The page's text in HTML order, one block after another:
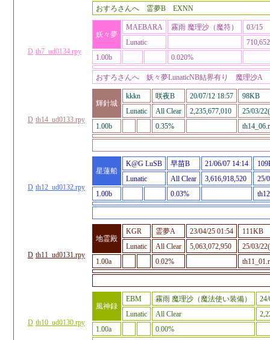
おすろさんへ 霊夢B EXNN
D th7_ud0134.rpy
妖々夢
MAEBARA 霧雨 魔理沙（魔符）
03/15
Lunatic
1.00b
0.020%
おすろさんへ 妖々夢LunaticNB結界有り 魔理沙A
D th14_ud0133.rpy
輝針城
kkkn 咲夜B 20/07/12 18:57
98KB
Lunatic
All Clear 2,235,677,010
25/03/
1.00b
0.35%
D th12_ud0132.rpy
星蓮船
K@G LuSB 早苗B 21/06/07 14:14
Lunatic
All Clear 3,616,918,520
25/
1.00b
0.03%
D th11_ud0131.rpy
地霊殿
KGR 霊夢A 23/04/25 01:54
111KB
Lunatic
All Clear 5,063,072,950
25/03/
1.00a
0.02%
D th10_ud0130.rpy
風神録
EBM 霧雨 魔理沙（魔法使い装備）
Lunatic
All Clear
1.00a
0.00%